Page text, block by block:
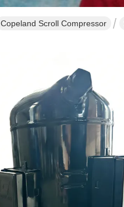
Copeland Scroll Compressor